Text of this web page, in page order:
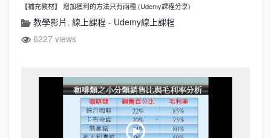
【補充教材】 增加獲利的方法只有兩種 (Udemy課程分享)
教學影片 , 線上課程 - Udemy線上課程
6227 views